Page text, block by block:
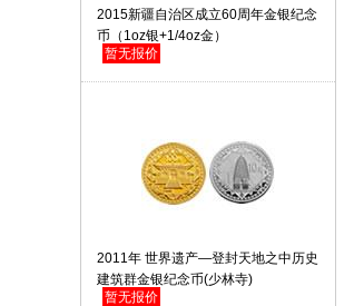
2015新疆自治区成立60周年金银纪念
币（1oz银+1/4oz金）
暂无报价
2011年 世界遗产—登封天地之中历史
建筑群金银纪念币(少林寺)
暂无报价